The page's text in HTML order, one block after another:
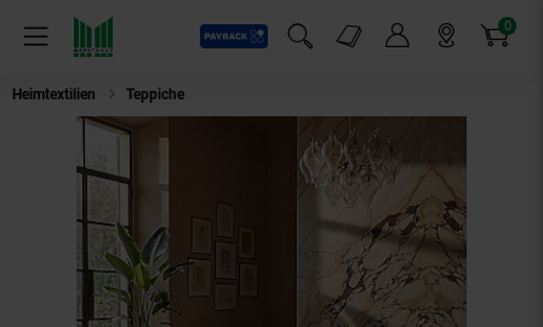
Menü
Payback
Suchfeld einblenden
Markt-Angebote 0
Artikel
Heimtextilien Teppiche